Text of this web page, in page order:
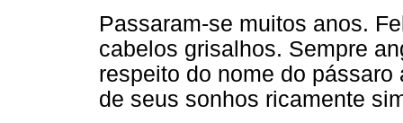
Passaram-se muitos anos.
cabelos grisalhos. Sempre
respeito do nome do
de seus sonhos ricamente